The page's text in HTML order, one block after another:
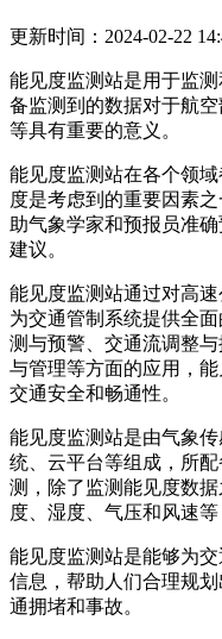
更新时间：2024-02-22
能见度监测站是用于监
备监测到的数据对于航
等具有重要的意义。
能见度监测站在各个领
度是考虑到的重要因素
助气象学家和预报员准
建议。
能见度监测站通过对高
为交通管制系统提供全
测与预警、交通流调整
与管理等方面的应用，
交通安全和畅通性。
能见度监测站是由气象
统、云平台等组成，所
测，除了监测能见度数
度、湿度、气压和风速
能见度监测站是能够为
信息，帮助人们合理规
通拥堵和事故。